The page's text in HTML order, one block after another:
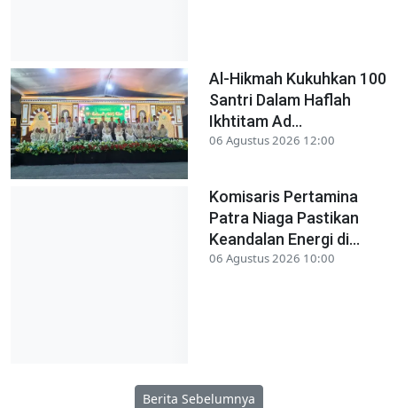
Al-Hikmah Kukuhkan 100
Santri Dalam Haflah
Ikhtitam Ad...
06 Agustus 2026 12:00
Komisaris Pertamina
Patra Niaga Pastikan
Keandalan Energi di...
06 Agustus 2026 10:00
Berita Sebelumnya